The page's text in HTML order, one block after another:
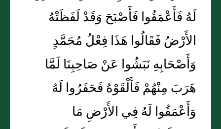
لَهُ فَأَعْمَقُوا فَأَصْبَحَ وَقَدْ لَفَظَتْهُ
الأَرْضُ فَقَالُوا هَذَا فِعْلُ مُحَمَّدٍ
وَأَصْحَابِهِ نَبَشُوا عَنْ صَاحِبِنَا لَمَّا
هَرَبَ مِنْهُمْ فَأَلْقَوْهُ فَحَفَرُوا لَهُ
وَأَعْمَقُوا لَهُ فِي الأَرْضِ مَا